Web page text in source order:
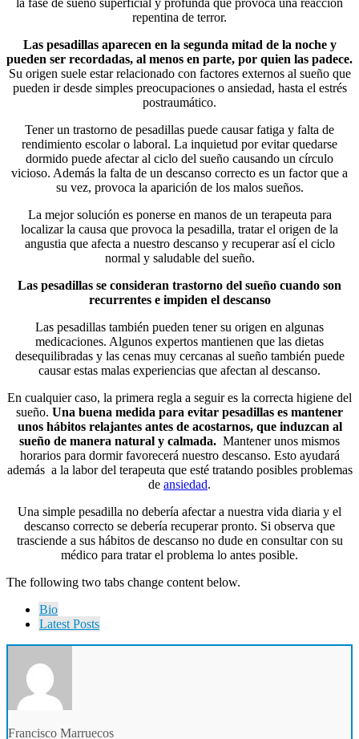
repentina de terror.
Las pesadillas aparecen en la segunda mitad de la noche y
pueden ser recordadas, al menos en parte, por quien las padece.
Su origen suele estar relacionado con factores externos al sueño que
pueden ir desde simples preocupaciones o ansiedad, hasta el estrés
postraumático.
Tener un trastorno de pesadillas puede causar fatiga y falta de
rendimiento escolar o laboral. La inquietud por evitar quedarse
dormido puede afectar al ciclo del sueño causando un círculo
vicioso. Además la falta de un descanso correcto es un factor que a
su vez, provoca la aparición de los malos sueños.
La mejor solución es ponerse en manos de un terapeuta para
localizar la causa que provoca la pesadilla, tratar el origen de la
angustia que afecta a nuestro descanso y recuperar así el ciclo
normal y saludable del sueño.
Las pesadillas se consideran trastorno del sueño cuando son
recurrentes e impiden el descanso
Las pesadillas también pueden tener su origen en algunas
medicaciones. Algunos expertos mantienen que las dietas
desequilibradas y las cenas muy cercanas al sueño también puede
causar estas malas experiencias que afectan al descanso.
En cualquier caso, la primera regla a seguir es la correcta higiene del
sueño. Una buena medida para evitar pesadillas es mantener
unos hábitos relajantes antes de acostarnos, que induzcan al
sueño de manera natural y calmada. Mantener unos mismos
horarios para dormir favorecerá nuestro descanso. Esto ayudará
además a la labor del terapeuta que esté tratando posibles problemas
de ansiedad.
Una simple pesadilla no debería afectar a nuestra vida diaria y el
descanso correcto se debería recuperar pronto. Si observa que
trasciende a sus hábitos de descanso no dude en consultar con su
médico para tratar el problema lo antes posible.
The following two tabs change content below.
Bio
Latest Posts
Francisco Marruecos